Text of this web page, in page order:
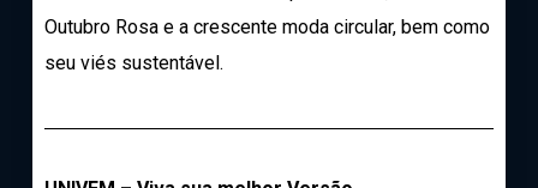
Outubro Rosa e a crescente moda circular, bem como
seu viés sustentável.